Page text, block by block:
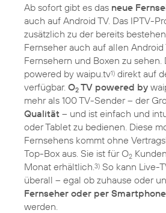
Ab sofort gibt es das neue
auch auf Android TV. Das IPTV-
zusätzlich zu der bereits
Fernseher auch auf allen
Fernsehern und Boxen zu sehen.
powered by waipu.tv1) direkt auf
verfügbar. O2 TV powered by
mehr als 100 TV-Sender – der
Qualität – und ist einfach und
oder Tablet zu bedienen. Diese
Fernsehens kommt ohne
Top-Box aus. Sie ist für O2
Monat erhältlich. 3) So kann Live-
überall – egal ob zuhause oder
Fernseher oder per
werden.